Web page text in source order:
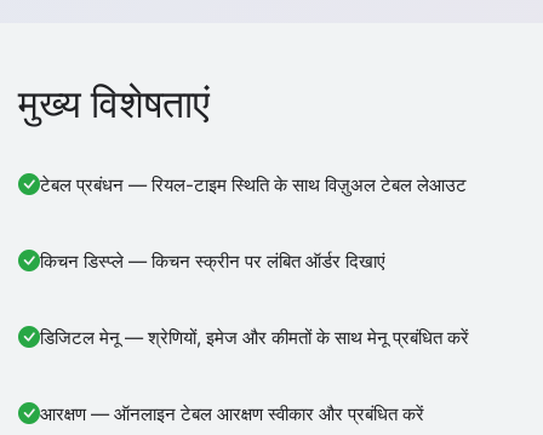
मुख्य विशेषताएं
टेबल प्रबंधन — रियल-टाइम स्थिति के साथ विज़ुअल टेबल लेआउट
किचन डिस्प्ले — किचन स्क्रीन पर लंबित ऑर्डर दिखाएं
डिजिटल मेनू — श्रेणियों, इमेज और कीमतों के साथ मेनू प्रबंधित करें
आरक्षण — ऑनलाइन टेबल आरक्षण स्वीकार और प्रबंधित करें